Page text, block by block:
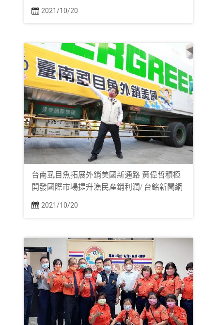
2021/10/20
台南虱目魚拓展外銷美國新通路 黃偉哲積極
開發國際市場提升漁民產銷利潤/ 台銘新聞網
2021/10/20